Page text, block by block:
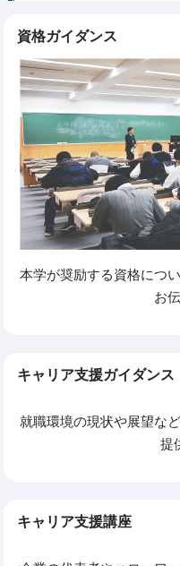
資格ガイダンス
本学が奨励する資格につ
お
キャリア支援ガイダンス
就職環境の現状や展望な
提
キャリア支援講座